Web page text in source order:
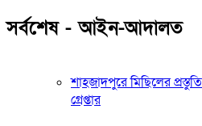
সর্বশেষ - আইন-আদালত
শাহজাদপুরে মিছিলের
গ্রেপ্তার